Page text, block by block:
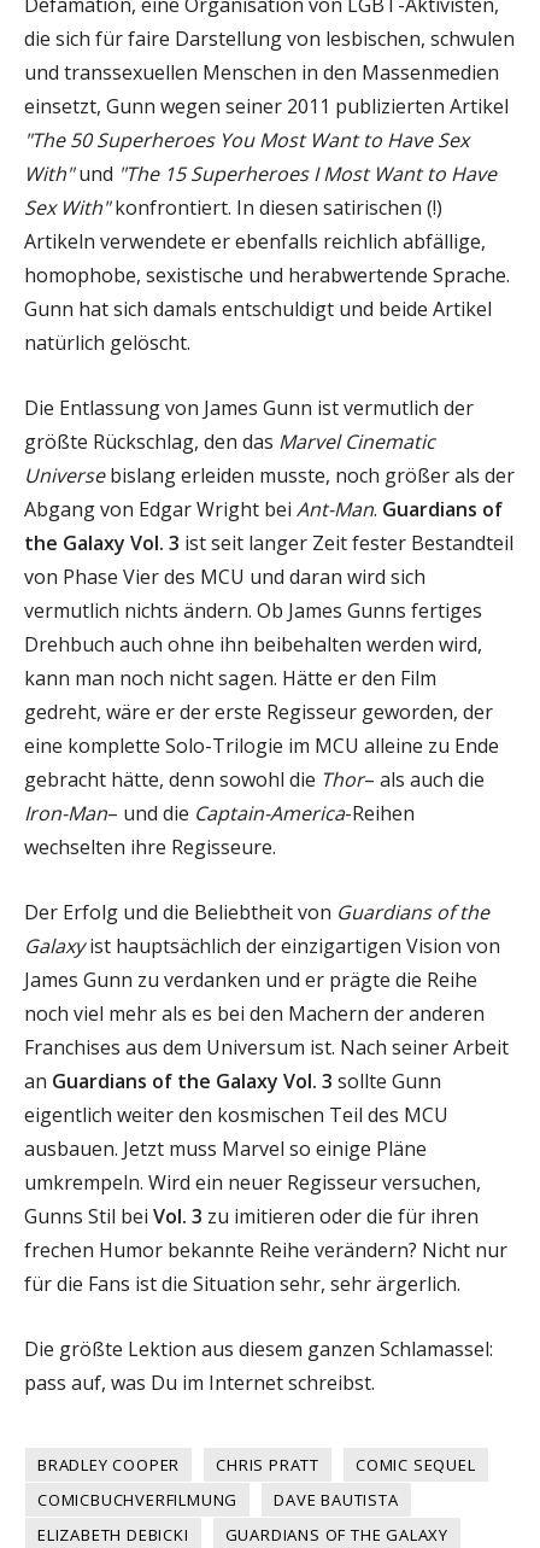
die sich für faire Darstellung von lesbischen, schwulen
und transsexuellen Menschen in den Massenmedien
einsetzt, Gunn wegen seiner 2011 publizierten Artikel
"The 50 Superheroes You Most Want to Have Sex
With"und "The 15 Superheroes I Most Want to Have
Sex With"konfrontiert. In diesen satirischen (!)
Artikeln verwendete er ebenfalls reichlich abfällige,
homophobe, sexistische und herabwertende Sprache.
Gunn hat sich damals entschuldigt und beide Artikel
natürlich gelöscht.
Die Entlassung von James Gunn ist vermutlich der
größte Rückschlag, den das Marvel Cinematic
Universebislang erleiden musste, noch größer als der
Abgang von Edgar Wright bei Ant-Man. Guardians of
the Galaxy Vol. 3 ist seit langer Zeit fester Bestandteil
von Phase Vier des MCU und daran wird sich
vermutlich nichts ändern. Ob James Gunns fertiges
Drehbuch auch ohne ihn beibehalten werden wird,
kann man noch nicht sagen. Hätte er den Film
gedreht, wäre er der erste Regisseur geworden, der
eine komplette Solo-Trilogie im MCU alleine zu Ende
gebracht hätte, denn sowohl die Thor– als auch die
Iron-Man– und die Captain-America-Reihen
wechselten ihre Regisseure.
Der Erfolg und die Beliebtheit von Guardians of the
Galaxyist hauptsächlich der einzigartigen Vision von
James Gunn zu verdanken und er prägte die Reihe
noch viel mehr als es bei den Machern der anderen
Franchises aus dem Universum ist. Nach seiner Arbeit
an Guardians of the Galaxy Vol. 3 sollte Gunn
eigentlich weiter den kosmischen Teil des MCU
ausbauen. Jetzt muss Marvel so einige Pläne
umkrempeln. Wird ein neuer Regisseur versuchen,
Gunns Stil bei Vol. 3 zu imitieren oder die für ihren
frechen Humor bekannte Reihe verändern? Nicht nur
für die Fans ist die Situation sehr, sehr ärgerlich.
Die größte Lektion aus diesem ganzen Schlamassel:
pass auf, was Du im Internet schreibst.
BRADLEY COOPER CHRIS PRATT
COMIC SEQUEL
COMICBUCHVERFILMUNG
DAVE BAUTISTA
ELIZABETH DEBICKI
GUARDIANS OF THE GALAXY